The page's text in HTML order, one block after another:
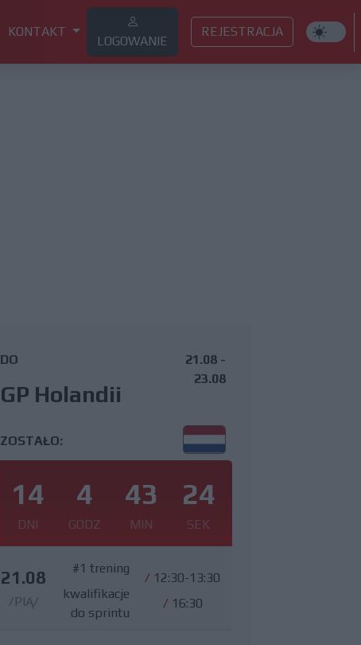
KONTAKT
LOGOWANIE
REJESTRACJA
DO
GP Holandii
21.08 -
23.08
ZOSTAŁO:
14
DNI
4
GODZ
43
MIN
23
SEK
21.08
/PIĄ/
#1 trening
kwalifikacje
do sprintu
/ 12:30-13:30
/ 16:30